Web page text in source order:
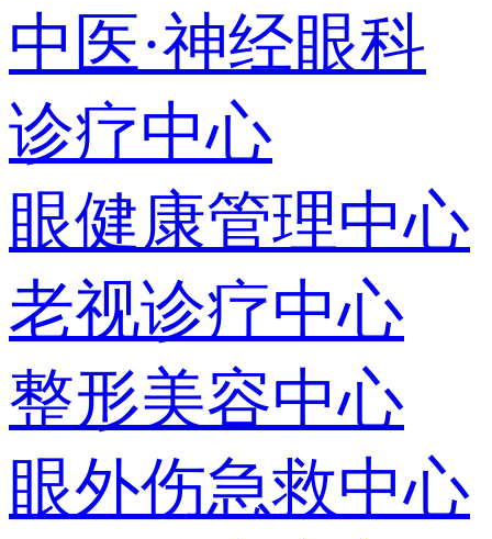
中医·神经眼科
诊疗中心
眼健康管理中心
老视诊疗中心
整形美容中心
眼外伤急救中心